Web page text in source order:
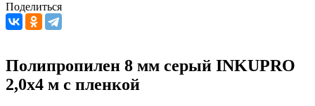
Поделиться
Полипропилен 8 мм серый INKUPRO
2,0х4 м с пленкой